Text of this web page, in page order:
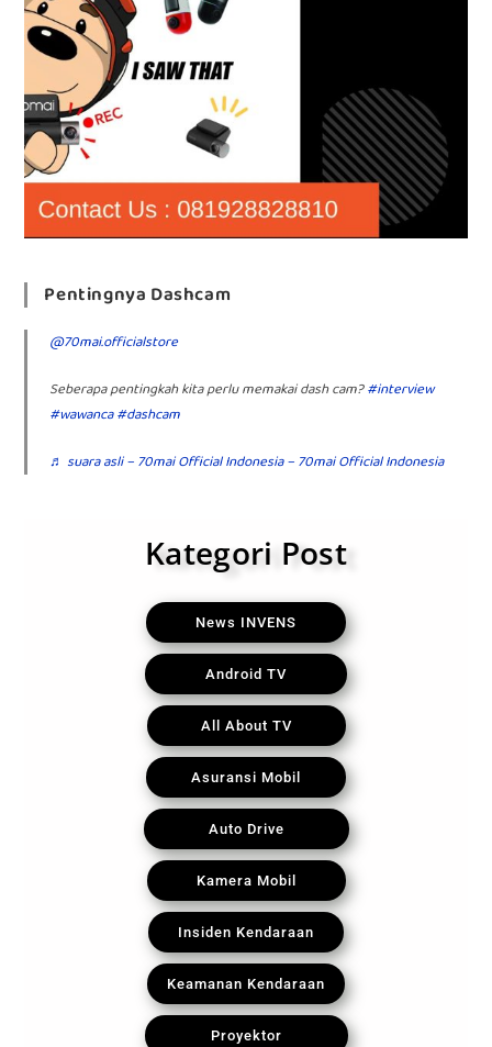
Pentingnya Dashcam
@70mai.officialstore
Seberapa pentingkah kita perlu memakai dash cam?#interview
#wawanca#dashcam
♬ suara asli – 70mai Official Indonesia – 70mai Official Indonesia
Kategori Post
News INVENS
Android TV
All About TV
Asuransi Mobil
Auto Drive
Kamera Mobil
Insiden Kendaraan
Keamanan Kendaraan
Proyektor